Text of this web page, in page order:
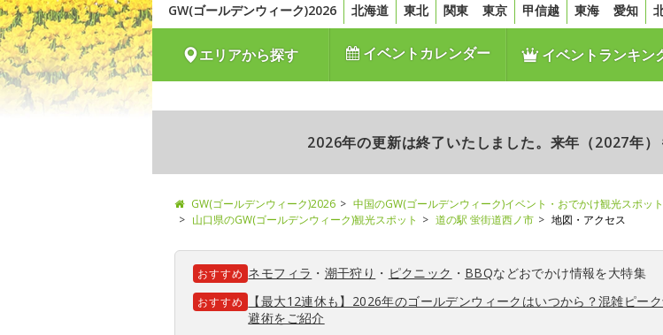
GW(ゴールデンウィーク)2026 北海道 東北 関東 東京 甲信越 東海 愛知
エリアから探す イベントカレンダー イベントランキン
2026年の更新は終了いたしました。来年（2027年）
GW(ゴールデンウィーク)2026 中国のGW(ゴールデンウィーク)イベント・おでかけ観光スポット
山口県のGW(ゴールデンウィーク)観光スポット
道の駅 蛍街道西ノ市 地図・アクセス
おすすめ ネモフィラ ・ 潮干狩り ・ ピクニック ・ BBQなどおでかけ情報を大特集
おすすめ
【最大12連休も】2026年のゴールデンウィークはいつから？混雑ピー
避術をご紹介